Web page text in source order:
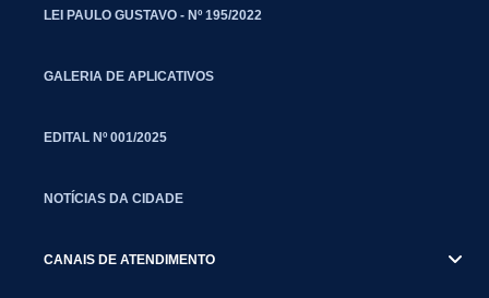
LEI PAULO GUSTAVO - Nº 195/2022
GALERIA DE APLICATIVOS
EDITAL Nº 001/2025
NOTÍCIAS DA CIDADE
CANAIS DE ATENDIMENTO